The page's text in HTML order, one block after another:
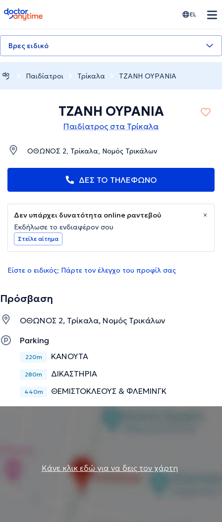
doctoranytime EL
Βρες ειδικό
Παιδίατροι Τρίκαλα ΤΖΑΝΗ ΟΥΡΑΝΙΑ
ΤΖΑΝΗ ΟΥΡΑΝΙΑ
Παιδίατρος στα Τρίκαλα
ΟΘΩΝΟΣ 2, Τρίκαλα, Νομός Τρικάλων
ΔΕΣ ΤΟ ΤΗΛΕΦΩΝΟ
Δεν υπάρχει δυνατότητα online ραντεβού
Εκδήλωσε το ενδιαφέρον σου
Στείλε αίτημα
Είστε ο ειδικός; Πάρτε τον έλεγχο του προφίλ σας
Πρόσβαση
ΟΘΩΝΟΣ 2, Τρίκαλα, Νομός Τρικάλων
Parking
220m ΚΑΝΟΥΤΑ
280m ΔΙΚΑΣΤΗΡΙΑ
440m ΘΕΜΙΣΤΟΚΛΕΟΥΣ & ΦΛΕΜΙΝΓΚ
Κάνε κλικ εδώ για να δεις τον χάρτη